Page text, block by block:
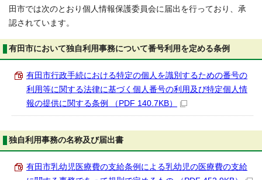
田市では次のとおり個人情報保護委員会に届出を行っており、承
認されています。
有田市において独自利用事務について番号利用を定める条例
有田市行政手続における特定の個人を識別するための番号の
利用等に関する法律に基づく個人番号の利用及び特定個人情
報の提供に関する条例 （PDF 140.7KB）
独自利用事務の名称及び届出書
有田市乳幼児医療費の支給条例による乳幼児の医療費の支給